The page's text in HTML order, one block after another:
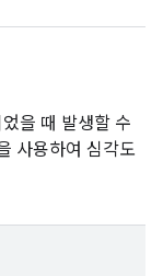
을 때 발생할 수
사용하여 심각도